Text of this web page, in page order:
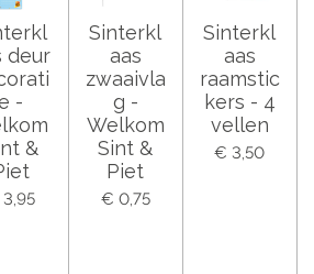
deur
-
&
Sinterkl
aas
zwaaivla
g -
Welkom
Sint &
Piet
€ 0,75
Sinterkl
aas
raamstic
kers - 4
vellen
€ 3,50